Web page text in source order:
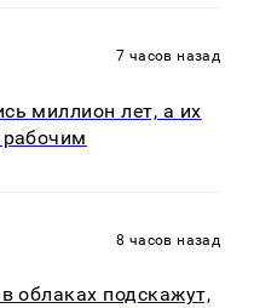
7 часов назад
миллион лет, а их
8 часов назад
облаках подскажут,